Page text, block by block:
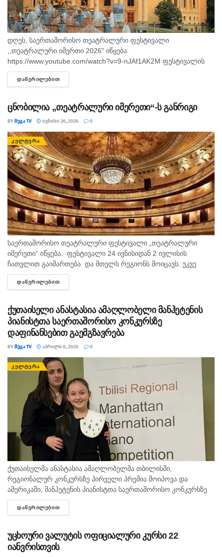
დღეს, საერთაშორისო თეატრალური ფესტივალი
,,თეატრალური იმერთი 2026" იწყება.
https://www.youtube.com/watch?v=9-nJAf1AK2M ფესტივალის
განრიგი
ᲓᲐᲬᲕᲠᲘᲚᲔᲑᲘᲗ
ცნობილია „თეატრალური იმერეთი“-ს განრიგი
BYᲛᲔᲒᲐ TV ᲘᲕᲜᲘᲡᲘ 26, 2026 0
ᲙᲣᲚᲢᲣᲠᲐ
საერთაშორისო თეატრალური ფესტივალი „თეატრალური
იმერეთი“ იწყება. ფესტივალი 24 ივნისიდან 2 ივლისის
ჩათვლით გაიმართება და მთელს რეგიონს მოიცავს. უკვე
ცნობილია ფესტივალის განრიგი: 24 ივნისი 📍 ქუთაისის ლადო
მესხიშვილის პროფესიული სახელმწიფო დრამატული...
ᲓᲐᲬᲕᲠᲘᲚᲔᲑᲘᲗ
ქუთაისელი ანასტასია ამაღლობელი მანჰეტენის
პიანისტთა საერთაშორისო კონკურსზე
დაფინანსებით გაემგზავრება
BYᲛᲔᲒᲐ TV ᲐᲞᲠᲘᲚᲘ 6, 2026 0
ᲙᲣᲚᲢᲣᲠᲐ
ქუთაისელმა ანასტასია ამაღლობელმა თბილისში,
რეგიონალურ კონკურსზე პირველი პრემია მოიპოვა და
ამერიკაში, მანჰეტენის პიანისტთა საერთაშორისო კონკურსზე
დაფინანსებით გაემგზავრება. როგორც ცნობილია მელიტონ
ბალანჩივაძის სახელობის #1 სამუსიკო სკოლის მოსწავლეებმა,
ᲓᲐᲬᲕᲠᲘᲚᲔᲑᲘᲗ
უცხოური ვალუტის ოფიციალური კურსი 22
იანვრისთვის